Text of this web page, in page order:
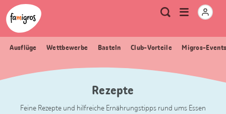
Sprungmarken
Navigation
Header
Logo
Meta
Navigation
Suche
Menu
öffnen
Ausflüge Wettbewerbe Basteln Club-Vorteile Migros-
Rezepte
Feine Rezepte und hilfreiche Ernährungstipps rund ums Essen